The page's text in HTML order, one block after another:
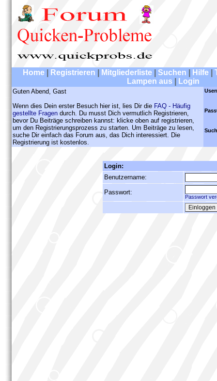
Home Registrieren Mitgliederliste Suchen Hilfe
Lampen aus
Login
Guten Abend, Gast
Wenn dies Dein erster Besuch hier ist, lies Dir die FAQ - Häufig
gestellte Fragen durch. Du musst Dich vermutlich Registrieren,
bevor Du Beiträge schreiben kannst: klicke oben auf registrieren,
um den Registrierungsprozess zu starten. Um Beiträge zu lesen,
suche Dir einfach das Forum aus, das Dich interessiert. Die
Registrierung ist kostenlos.
Login:
Benutzername:
Passwort:
Passwort